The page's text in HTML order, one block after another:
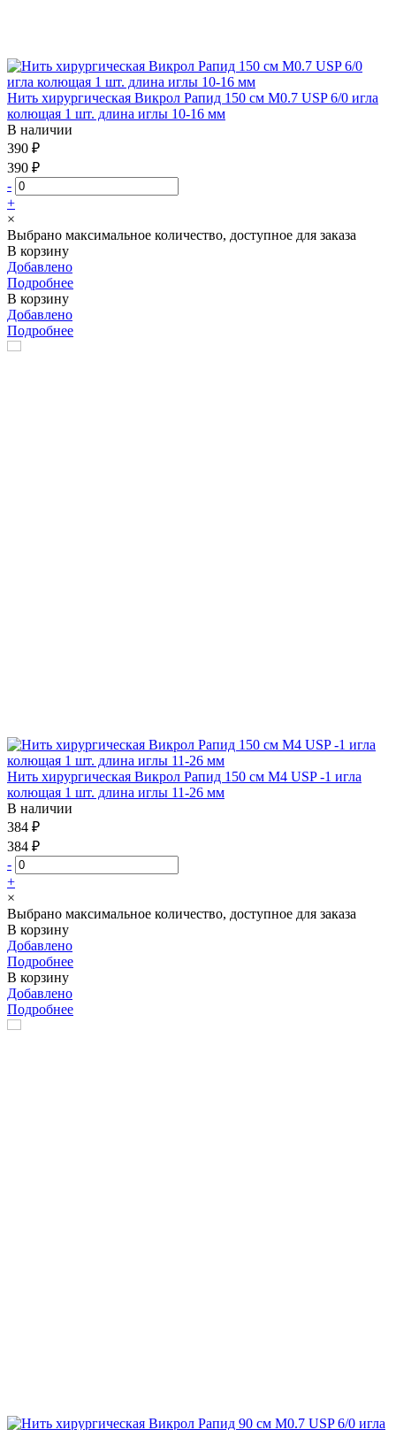
Нить хирургическая Викрол Рапид 150 см М0.7 USP 6/0 игла
колющая 1 шт. длина иглы 10-16 мм
В наличии
390 ₽
390 ₽
-
+
×
Выбрано максимальное количество, доступное для заказа
В корзину
Добавлено
Подробнее
В корзину
Добавлено
Подробнее
Нить хирургическая Викрол Рапид 150 см М4 USP -1 игла
колющая 1 шт. длина иглы 11-26 мм
В наличии
384 ₽
384 ₽
-
+
×
Выбрано максимальное количество, доступное для заказа
В корзину
Добавлено
Подробнее
В корзину
Добавлено
Подробнее